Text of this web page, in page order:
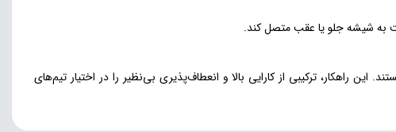
به شیشه جلو یا عقب متصل کند.
راهکار، ترکیبی از کارایی بالا و انعطاف‌پذیری بی‌نظیر را در اختیار تیم‌های